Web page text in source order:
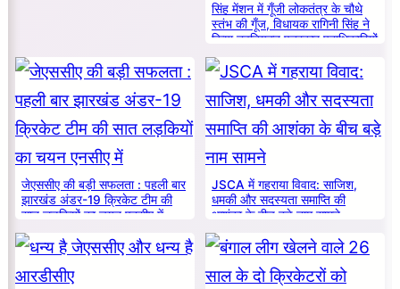
सिंह मेंशन में गूँजी लोकतंत्र के चौथे
स्तंभ की गूँज, विधायक रागिनी सिंह ने
किया नवनियुक्त पत्रकार पदाधिकारियों
का सम्मान
जेएससीए की बड़ी सफलता : पहली बार
झारखंड अंडर-19 क्रिकेट टीम की
सात लड़कियों का चयन एनसीए में
JSCA में गहराया विवाद: साजिश,
धमकी और सदस्यता समाप्ति की
आशंका के बीच बड़े नाम सामने